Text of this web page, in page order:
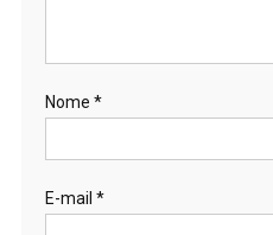
Nome *
E-mail *